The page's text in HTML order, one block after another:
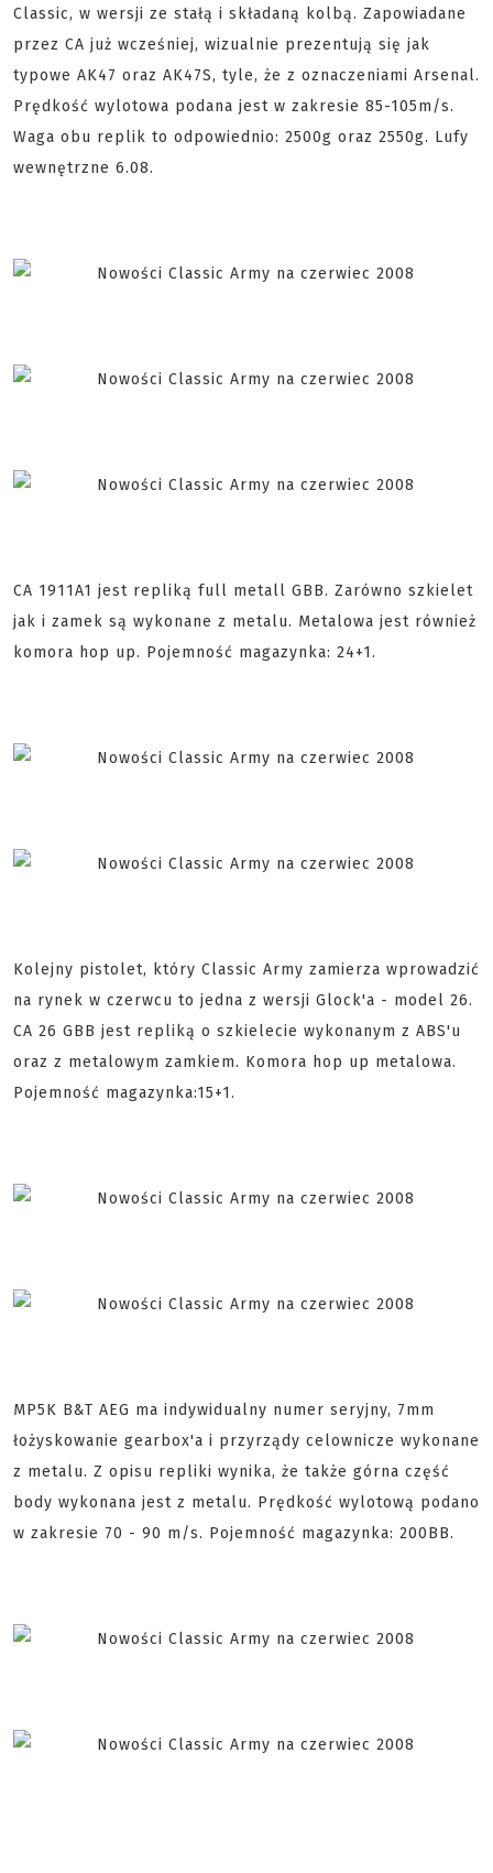
Classic, w wersji ze stałą i składaną kolbą. Zapowiadane
przez CA już wcześniej, wizualnie prezentują się jak
typowe AK47 oraz AK47S, tyle, że z oznaczeniami Arsenal.
Prędkość wylotowa podana jest w zakresie 85-105m/s.
Waga obu replik to odpowiednio: 2500g oraz 2550g. Lufy
wewnętrzne 6.08.
CA 1911A1 jest repliką full metall GBB. Zarówno szkielet
jak i zamek są wykonane z metalu. Metalowa jest również
komora hop up. Pojemność magazynka: 24+1.
Kolejny pistolet, który Classic Army zamierza wprowadzić
na rynek w czerwcu to jedna z wersji Glock'a - model 26.
CA 26 GBB jest repliką o szkielecie wykonanym z ABS'u
oraz z metalowym zamkiem. Komora hop up metalowa.
Pojemność magazynka:15+1.
MP5K B&T AEG ma indywidualny numer seryjny, 7mm
łożyskowanie gearbox'a i przyrządy celownicze wykonane
z metalu. Z opisu repliki wynika, że także górna część
body wykonana jest z metalu. Prędkość wylotową podano
w zakresie 70 - 90 m/s. Pojemność magazynka: 200BB.